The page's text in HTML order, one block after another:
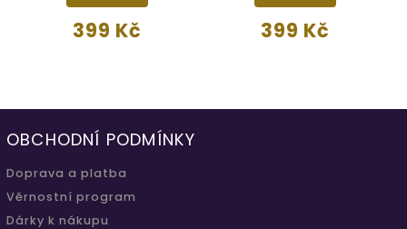
399 Kč 399 Kč
OBCHODNÍ PODMÍNKY
Doprava a platba
Věrnostní program
Dárky k nákupu